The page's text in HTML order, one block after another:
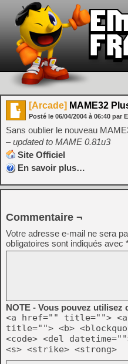
[Arcade] MAME32
Posté le 06/04/2004 à 06:40 par
Sans oublier le nouveau
– updated to MAME 0.81u3
Site Officiel
En savoir plus…
Commentaire ¬
Votre adresse e-mail ne sera
obligatoires sont indiqués avec
NOTE - Vous pouvez utilisez
<a href="" title="">
title=""> <b>
<code> <del
<s> <strike> <strong>